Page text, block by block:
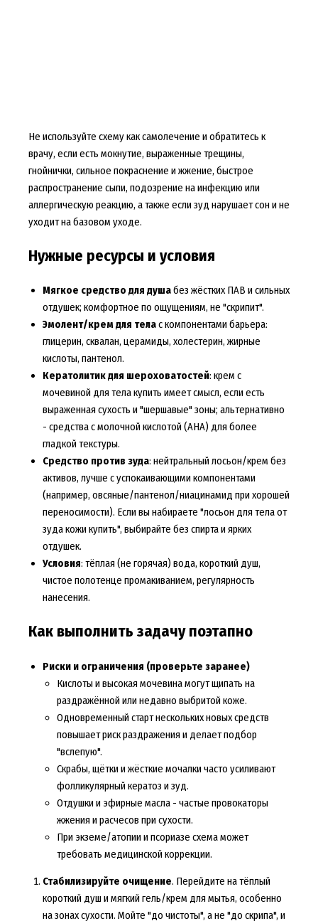
Не используйте схему как самолечение и обратитесь к
врачу, если есть мокнутие, выраженные трещины,
гнойнички, сильное покраснение и жжение, быстрое
распространение сыпи, подозрение на инфекцию или
аллергическую реакцию, а также если зуд нарушает сон и не
уходит на базовом уходе.
Нужные ресурсы и условия
Мягкое средство для душабез жёстких ПАВ и сильных
отдушек; комфортное по ощущениям, не "скрипит".
Эмолент/крем для телас компонентами барьера:
глицерин, сквалан, церамиды, холестерин, жирные
кислоты, пантенол.
Кератолитик для шероховатостей: крем с
мочевиной для тела купить имеет смысл, если есть
выраженная сухость и "шершавые" зоны; альтернативно
- средства с молочной кислотой (AHA) для более
гладкой текстуры.
Средство против зуда: нейтральный лосьон/крем без
активов, лучше с успокаивающими компонентами
(например, овсяные/пантенол/ниацинамид при хорошей
переносимости). Если вы набираете "лосьон для тела от
зуда кожи купить", выбирайте без спирта и ярких
отдушек.
Условия: тёплая (не горячая) вода, короткий душ,
чистое полотенце промакиванием, регулярность
нанесения.
Как выполнить задачу поэтапно
Риски и ограничения (проверьте заранее)
Кислоты и высокая мочевина могут щипать на
раздражённой или недавно выбритой коже.
Одновременный старт нескольких новых средств
повышает риск раздражения и делает подбор
"вслепую".
Скрабы, щётки и жёсткие мочалки часто усиливают
фолликулярный кератоз и зуд.
Отдушки и эфирные масла - частые провокаторы
жжения и расчесов при сухости.
При экземе/атопии и псориазе схема может
требовать медицинской коррекции.
Стабилизируйте очищение. Перейдите на тёплый
короткий душ и мягкий гель/крем для мытья, особенно
на зонах сухости. Мойте "до чистоты", а не "до скрипа", и